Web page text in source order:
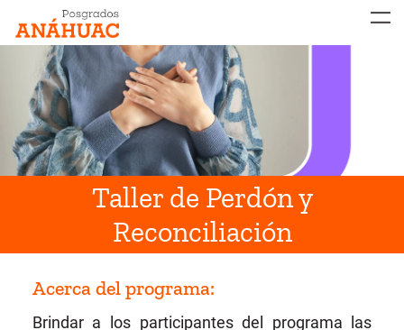
Taller de Perdón y
Reconciliación
Acerca del programa:
Brindar a los participantes del programa las